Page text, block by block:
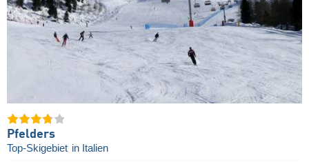
Pfelders
Top-Skigebiet in Italien